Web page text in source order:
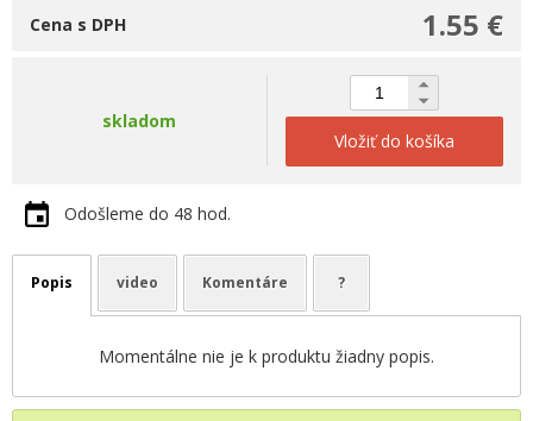
1.55 €
Cena s DPH
skladom
Vložiť do košíka
Odošleme do 48 hod.
Popis video Komentáre ?
Momentálne nie je k produktu žiadny popis.